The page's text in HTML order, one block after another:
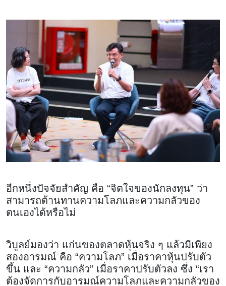
อีกหนึ่งปัจจัยสำคัญ คือ “จิตใจของนักลงทุน” ว่า
สามารถต้านทานความโลภและความกลัวของ
ตนเองได้หรือไม่
วิบูลย์มองว่า แก่นของตลาดหุ้นจริง ๆ แล้วมีเพียง
สองอารมณ์ คือ “ความโลภ” เมื่อราคาหุ้นปรับตัว
ขึ้น และ “ความกลัว” เมื่อราคาปรับตัวลง ซึ่ง “เรา
ต้องจัดการกับอารมณ์ความโลภและความกลัวของ